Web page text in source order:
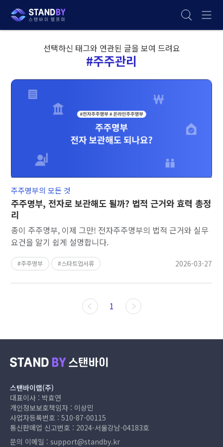
#주주관리
선택하신 태그와 연관된 글을 보여 드려요
주주명부, 전자로 보관해도 될까? 법적 근거와 효력 총정
리
종이 주주명부, 이제 그만! 전자주주명부의 법적 근거와 실무
요건을 알기 쉽게 설명합니다.
주주명부의 모든 것
주주명부 스타트업서류 2026-03-27
1
스탠바이랩(주)
대표이사 : 박효연
개인정보보호책임자 : 이상민
사업자등록번호 : 510-87-00115
통신판매업 신고번호 : 2024-서울강남-04183호
문의 이메일 : support@standby.kr